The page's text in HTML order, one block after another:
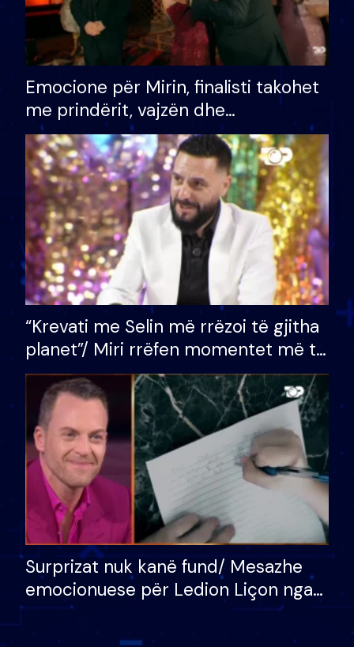
Emocione për Mirin, finalisti takohet
me prindërit, vajzën dhe
bashkëshorten: S’kemi ndonjë letër
divorci apo jo?
“Krevati me Selin më rrëzoi të gjitha
planet”/ Miri rrëfen momentet më të
bukura në shtëpinë e BB VIP: Do më
mungojë zilja e mëngjesit kur…
Surprizat nuk kanë fund/ Mesazhe
emocionuese për Ledion Liçon nga
nëna dhe fëmijët e tij, moderatori
nuk i mban dot lotët: Nuk meritoj…